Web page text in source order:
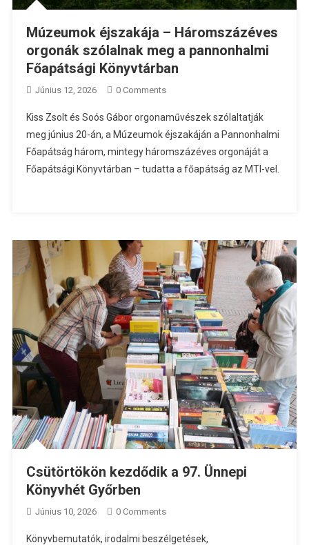
Múzeumok éjszakája – Háromszázéves
orgonák szólalnak meg a pannonhalmi
Főapátsági Könyvtárban
Június 12, 2026 0 Comments
Kiss Zsolt és Soós Gábor orgonaművészek szólaltatják
meg június 20-án, a Múzeumok éjszakáján a Pannonhalmi
Főapátság három, mintegy háromszázéves orgonáját a
Főapátsági Könyvtárban – tudatta a főapátság az MTI-vel.
Csütörtökön kezdődik a 97. Ünnepi
Könyvhét Győrben
Június 10, 2026 0 Comments
Könyvbemutatók, irodalmi beszélgetések,